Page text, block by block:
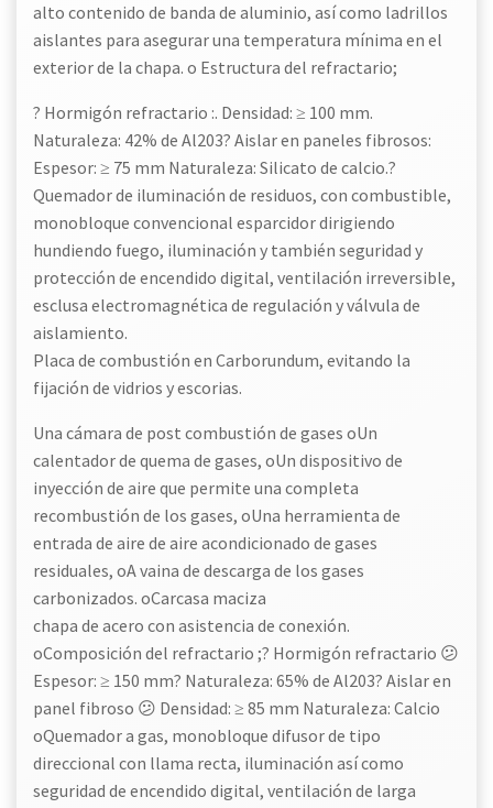
alto contenido de banda de aluminio, así como ladrillos
aislantes para asegurar una temperatura mínima en el
exterior de la chapa. o Estructura del refractario;
? Hormigón refractario :. Densidad: ≥ 100 mm.
Naturaleza: 42% de Al203? Aislar en paneles fibrosos:
Espesor: ≥ 75 mm Naturaleza: Silicato de calcio.?
Quemador de iluminación de residuos, con combustible,
monobloque convencional esparcidor dirigiendo
hundiendo fuego, iluminación y también seguridad y
protección de encendido digital, ventilación irreversible,
esclusa electromagnética de regulación y válvula de
aislamiento.
Placa de combustión en Carborundum, evitando la
fijación de vidrios y escorias.
Una cámara de post combustión de gases oUn
calentador de quema de gases, oUn dispositivo de
inyección de aire que permite una completa
recombustión de los gases, oUna herramienta de
entrada de aire de aire acondicionado de gases
residuales, oA vaina de descarga de los gases
carbonizados. oCarcasa maciza
chapa de acero con asistencia de conexión.
oComposición del refractario ;? Hormigón refractario 😕
Espesor: ≥ 150 mm? Naturaleza: 65% de Al203? Aislar en
panel fibroso 😕 Densidad: ≥ 85 mm Naturaleza: Calcio
oQuemador a gas, monobloque difusor de tipo
direccional con llama recta, iluminación así como
seguridad de encendido digital, ventilación de larga